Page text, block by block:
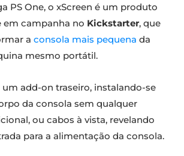
PS One, o xScreen é um produto
em campanha no Kickstarter, que
a consola mais pequena da
mesmo portátil.
add-on traseiro, instalando-se
da consola sem qualquer
ou cabos à vista, revelando
para a alimentação da consola.